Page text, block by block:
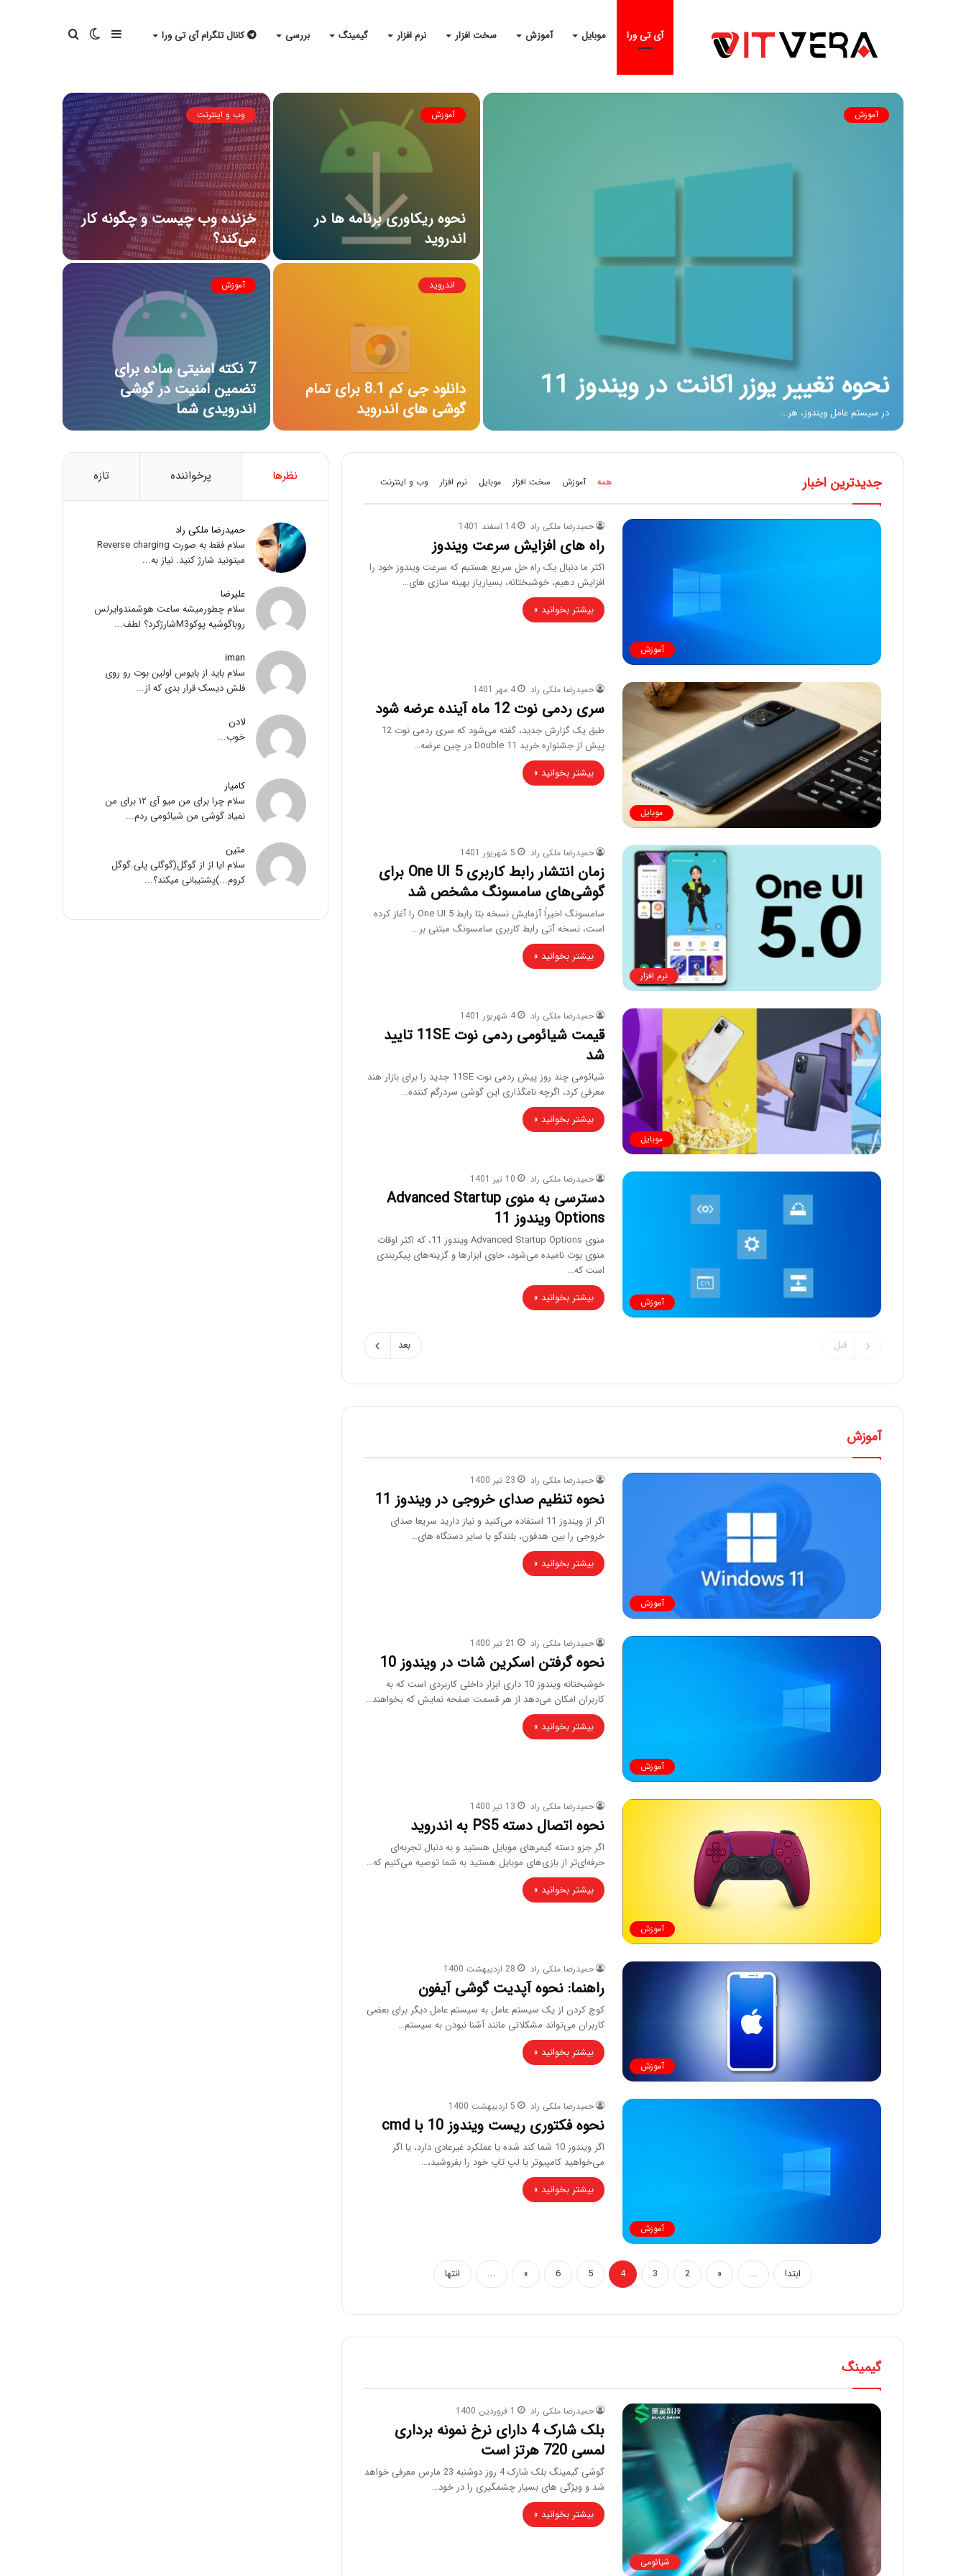
آی تی ورا موبایل آموزش سخت افزار نرم افزار گیمینگ بررسی کانال تلگرام آی تی ورا
برای
تغییر
پوسته
سایدبار
آموزش
نحوه تغییر یوزر اکانت در ویندوز 11
در سیستم عامل ویندوز، هر…
آموزش
نحوه ریکاوری برنامه ها در
اندروید
وب و اینترنت
خزنده وب چیست و چگونه کار
می‌کند؟
اندروید
دانلود جی کم 8.1 برای تمام
گوشی های اندروید
آموزش
7 نکته امنیتی ساده برای
تضمین امنیت در گوشی
اندرویدی شما
جدیدترین اخبار همه آموزش سخت افزار موبایل نرم افزار وب و اینترنت
آموزش
حمیدرضا ملکی راد 14 اسفند 1401
راه های افزایش سرعت ویندوز
اکثر ما دنبال یک راه حل سریع هستیم که سرعت ویندوز خود را
افزایش دهیم، خوشبختانه، بسیاریاز بهینه سازی های…
بیشتر بخوانید »
موبایل
حمیدرضا ملکی راد 4 مهر 1401
سری ردمی نوت 12 ماه آینده عرضه شود
طبق یک گزارش جدید، گفته می‌شود که سری ردمی نوت 12
پیش از جشنواره خرید Double 11 در چین عرضه…
بیشتر بخوانید »
نرم افزار
حمیدرضا ملکی راد 5 شهریور 1401
زمان انتشار رابط کاربری One UI 5 برای
گوشی‌های سامسونگ مشخص شد
سامسونگ اخیراً آزمایش نسخه بتا رابط One UI 5 را آغاز کرده
است، نسخه آتی رابط کاربری سامسونگ مبتنی بر…
بیشتر بخوانید »
موبایل
حمیدرضا ملکی راد 4 شهریور 1401
قیمت شیائومی ردمی نوت 11SE تایید
شد
شیائومی چند روز پیش ردمی نوت 11SE جدید را برای بازار هند
معرفی کرد، اگرچه نامگذاری این گوشی سردرگم کننده…
بیشتر بخوانید »
آموزش
حمیدرضا ملکی راد 10 تیر 1401
دسترسی به منوی Advanced Startup
Options ویندوز 11
منوی Advanced Startup Options ویندوز 11، که اکثر اوقات
منوی بوت نامیده می‌شود، حاوی ابزارها و گزینه‌های پیکربندی
است که…
بیشتر بخوانید »
قبل بعد
آموزش
آموزش
حمیدرضا ملکی راد 23 تیر 1400
نحوه تنظیم صدای خروجی در ویندوز 11
اگر از ویندوز 11 استفاده می‌کنید و نیاز دارید سریعا صدای
خروجی را بین هدفون، بلندگو یا سایر دستگاه های…
بیشتر بخوانید »
آموزش
حمیدرضا ملکی راد 21 تیر 1400
نحوه گرفتن اسکرین شات در ویندوز 10
خوشبختانه ویندوز 10 داری ابزار داخلی کاربردی است که به
کاربران امکان می‌دهد از هر قسمت صفحه نمایش که بخواهند…
بیشتر بخوانید »
آموزش
حمیدرضا ملکی راد 13 تیر 1400
نحوه اتصال دسته PS5 به اندروید
اگر جزو دسته گیمر‌های موبایل هستید و به دنبال تجربه‌ای
حرفه‌ای‌تر از بازی‌های موبایل هستید به شما توصیه می‌کنیم که…
بیشتر بخوانید »
آموزش
حمیدرضا ملکی راد 28 اردیبهشت 1400
راهنما: نحوه آپدیت گوشی آیفون
کوچ کردن از یک سیستم عامل به سیستم عامل دیگر برای بعضی
کاربران می‌تواند مشکلاتی مانند آشنا نبودن به سیستم…
بیشتر بخوانید »
آموزش
حمیدرضا ملکی راد 5 اردیبهشت 1400
نحوه فکتوری ریست ویندوز 10 با cmd
اگر ویندوز 10 شما کند شده یا عملکرد غیرعادی دارد، یا اگر
می‌خواهید کامپیوتر یا لپ تاپ خود را بفروشید،…
بیشتر بخوانید »
ابتدا ...
«
2
3
4
5
6
»
... انتها
گیمینگ
شیائومی
حمیدرضا ملکی راد 1 فروردین 1400
بلک شارک 4 دارای نرخ نمونه برداری
لمسی 720 هرتز است
گوشی گیمینگ بلک شارک 4 روز دوشنبه 23 مارس معرفی خواهد
شد و ویژگی های بسیار چشمگیری را در خود…
بیشتر بخوانید »
نظرها پرخواننده تازه
حمیدرضا ملکی راد
سلام فقط به صورت Reverse charging
میتونید شارژ کنید. نیاز به...
علیرضا
سلام چطورمیشه ساعت هوشمندوایرلس
روباگوشیه پوکوM3شارژکرد؟ لطف...
iman
سلام باید از بایوس اولین بوت رو روی
فلش دیسک قرار بدی که از...
لادن
خوب...
کامیار
سلام چرا برای من میو آی ۱۲ برای من
نمیاد گوشی من شیائومی ردم...
متین
سلام ایا از از گوگل(گوگلی پلی.گوگل
کروم...)پشتیبانی میکند؟...